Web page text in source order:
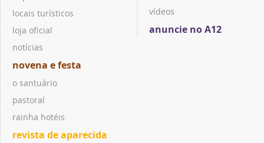
locais turísticos
loja oficial
notícias
novena e festa
o santuário
pastoral
rainha hotéis
revista de aparecida
vídeos
anuncie no A12